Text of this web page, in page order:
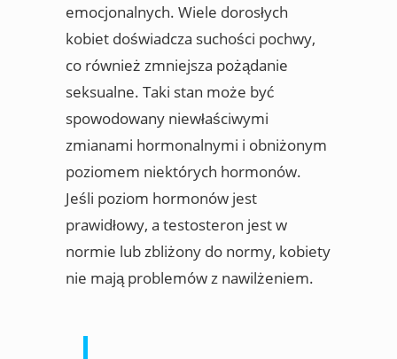
emocjonalnych. Wiele dorosłych
kobiet doświadcza suchości pochwy,
co również zmniejsza pożądanie
seksualne. Taki stan może być
spowodowany niewłaściwymi
zmianami hormonalnymi i obniżonym
poziomem niektórych hormonów.
Jeśli poziom hormonów jest
prawidłowy, a testosteron jest w
normie lub zbliżony do normy, kobiety
nie mają problemów z nawilżeniem.